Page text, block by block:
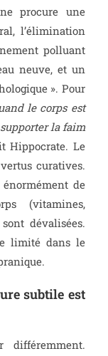
procure une
l’élimination
polluant
neuve, et un
». Pour
le corps est
la faim
Hippocrate. Le
curatives.
énormément de
(vitamines,
dévalisées.
limité dans le
subtile est